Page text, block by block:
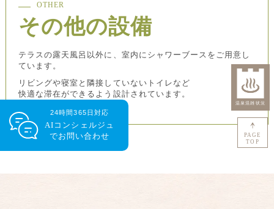
OTHER
その他の設備
テラスの露天風呂以外に、室内にシャワーブースをご用意し
ています。
リビングや寝室と隣接していないトイレなど
快適な滞在ができるよう設計されています。
PAGE
TOP
24時間365日対応
AIコンシェルジュ
でお問い合わせ